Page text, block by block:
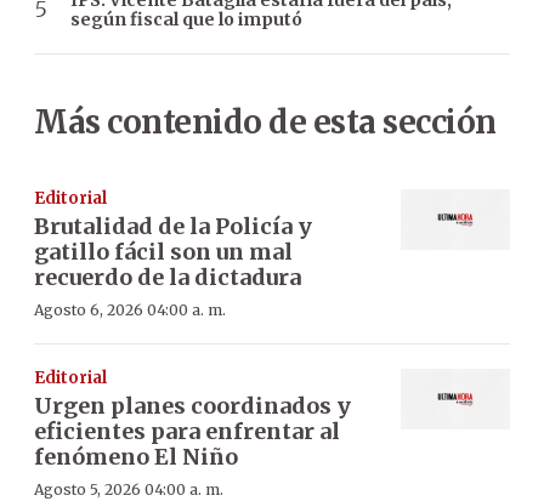
según fiscal que lo imputó
Más contenido de esta sección
Editorial
Brutalidad de la Policía y
gatillo fácil son un mal
recuerdo de la dictadura
Agosto 6, 2026 04:00 a. m.
Editorial
Urgen planes coordinados y
eficientes para enfrentar al
fenómeno El Niño
Agosto 5, 2026 04:00 a. m.